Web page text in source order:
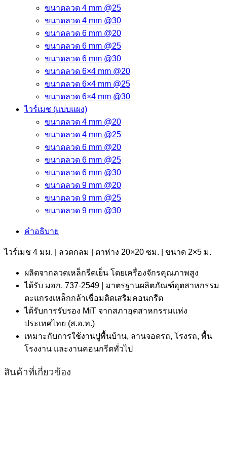
ขนาดลวด 4 mm @25
ขนาดลวด 4 mm @30
ขนาดลวด 6 mm @20
ขนาดลวด 6 mm @25
ขนาดลวด 6 mm @30
ขนาดลวด 6×4 mm @20
ขนาดลวด 6×4 mm @25
ขนาดลวด 6×4 mm @30
ไวร์เมช (แบบแผง)
ขนาดลวด 4 mm @20
ขนาดลวด 4 mm @25
ขนาดลวด 6 mm @20
ขนาดลวด 6 mm @25
ขนาดลวด 6 mm @30
ขนาดลวด 9 mm @20
ขนาดลวด 9 mm @25
ขนาดลวด 9 mm @30
คำอธิบาย
ไวร์เมช 4 มม. | ลวดกลม | ตาห่าง 20×20 ซม. | ขนาด 2×5 ม.
ผลิตจากลวดเหล็กรีดเย็น โดยเครื่องจักรคุณภาพสูง
ได้รับ มอก. 737-2549 | มาตรฐานผลิตภัณฑ์อุตสาหกรรม
ตะแกรงเหล็กกล้าเชื่อมติดเสริมคอนกรีต
ได้รับการรับรอง MiT จากสภาอุตสาหกรรมแห่ง
ประเทศไทย (ส.อ.ท.)
เหมาะกับการใช้งานปูพื้นบ้าน, ลานจอดรถ, โรงรถ, พื้น
โรงงาน และงานคอนกรีตทั่วไป
สินค้าที่เกี่ยวข้อง